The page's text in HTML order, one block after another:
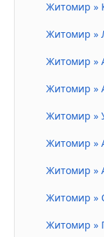
Житомир »
Житомир »
Житомир »
Житомир »
Житомир »
Житомир »
Житомир »
Житомир »
Житомир »